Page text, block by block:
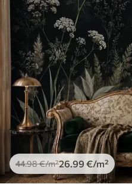
44.98€/m²26.99 €/m²